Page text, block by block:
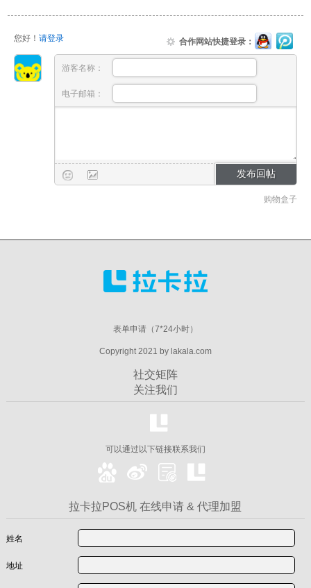
您好！ 请登录 合作网站快捷登录：
游客名称：
电子邮箱：
购物盒子
表单申请（7*24小时）
Copyright 2021 by lakala.com
社交矩阵
关注我们
可以通过以下链接联系我们
拉卡拉POS机 在线申请 & 代理加盟
姓名
地址